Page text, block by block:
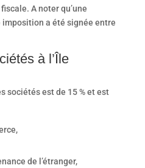
A noter qu’une
a été signée entre
à l’Île
sociétés est de 15 % et est
de l’étranger,